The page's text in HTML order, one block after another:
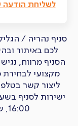
לשליחת הודעה
סניף נהריה /
לכם באיתור
הסניף מרווח,
מקצועי לבחירת
ליצור קשר
16:00, שישי וערבי חג: 8:00 - 12:00